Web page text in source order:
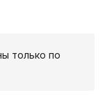
только по